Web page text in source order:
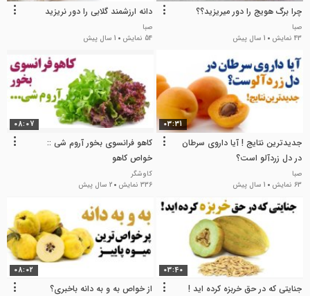
چرا برگ هویج را دور میریزید؟؟
صبا
43 نمایش
1 سال پیش
دانه ارزشمند گلابی را دور نریزید
صبا
54 نمایش
1 سال پیش
03:31
جدیدترین نتایج ! آیا داروی سرطان
در دل زردآلو است؟
صبا
63 نمایش
1 سال پیش
08:07
کاهو فرانسوی بخور آروم شی ::
خواص کاهو
کاوشگر
336 نمایش
2 سال پیش
03:40
جنایتی که در حق خربزه کرده اید !
08:02
از خواص به و به دانه باخبری؟